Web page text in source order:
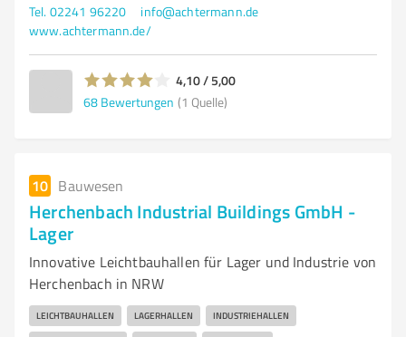
Tel. 02241 96220
info@achtermann.de
www.achtermann.de/
4,10 / 5,00
68 Bewertungen (1 Quelle)
10 Bauwesen
Herchenbach Industrial Buildings GmbH -
Lager
Innovative Leichtbauhallen für Lager und Industrie von
Herchenbach in NRW
LEICHTBAUHALLEN LAGERHALLEN INDUSTRIEHALLEN